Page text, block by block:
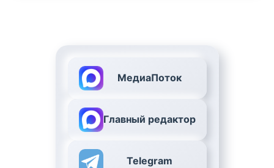
МедиаПоток
Главный редактор
Telegram